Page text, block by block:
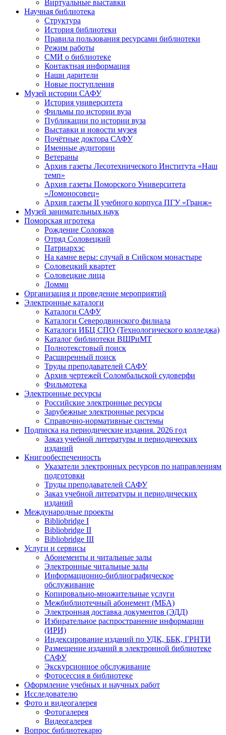
Виртуальные выставки
Научная библиотека
Структура
История библиотеки
Правила пользования ресурсами библиотеки
Режим работы
СМИ о библиотеке
Контактная информация
Наши дарители
Новые поступления
Музей истории САФУ
История университета
Фильмы по истории вуза
Публикации по истории вуза
Выставки и новости музея
Почётные доктора САФУ
Именные аудитории
Ветераны
Архив газеты Лесотехнического Института «Наш
темп»
Архив газеты Поморского Университета
«Ломоносовец»
Архив газеты II учебного корпуса ПГУ «Гранж»
Музей занимательных наук
Поморская игротека
Рождение Соловков
Отряд Соловецкий
Патриархэс
На камне веры: случай в Сийском монастыре
Соловецкий квартет
Соловецкие лица
Ломми
Организация и проведение мероприятий
Электронные каталоги
Каталоги САФУ
Каталоги Северодвинского филиала
Каталоги ИБЦ СПО (Технологического колледжа)
Каталог библиотеки ВШРиМТ
Полнотекстовый поиск
Расширенный поиск
Труды преподавателей САФУ
Архив чертежей Соломбальской судоверфи
Фильмотека
Электронные ресурсы
Российские электронные ресурсы
Зарубежные электронные ресурсы
Справочно-нормативные системы
Подписка на периодические издания. 2026 год
Заказ учебной литературы и периодических
изданий
Книгообеспеченность
Указатели электронных ресурсов по направлениям
подготовки
Труды преподавателей САФУ
Заказ учебной литературы и периодических
изданий
Международные проекты
Bibliobridge I
Bibliobridge II
Bibliobridge III
Услуги и сервисы
Абонементы и читальные залы
Электронные читальные залы
Информационно-библиографическое
обслуживание
Копировально-множительные услуги
Межбиблиотечный абонемент (МБА)
Электронная доставка документов (ЭДД)
Избирательное распространение информации
(ИРИ)
Индексирование изданий по УДК, ББК, ГРНТИ
Размещение изданий в электронной библиотеке
САФУ
Экскурсионное обслуживание
Фотосессия в библиотеке
Оформление учебных и научных работ
Исследователю
Фото и видеогалерея
Фотогалерея
Видеогалерея
Вопрос библиотекарю